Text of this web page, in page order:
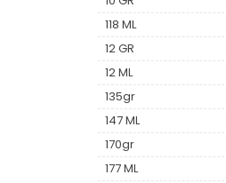
118 ML
12 GR
12 ML
135gr
147 ML
170gr
177 ML